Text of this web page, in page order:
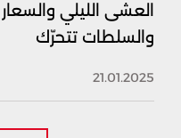
العشى الليلي
والسلطات تتحرّك
21.01.2025